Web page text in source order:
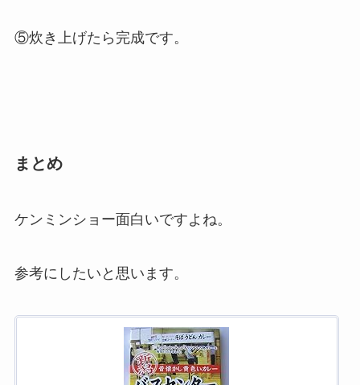
⑤炊き上げたら完成です。
まとめ
ケンミンショー面白いですよね。
参考にしたいと思います。